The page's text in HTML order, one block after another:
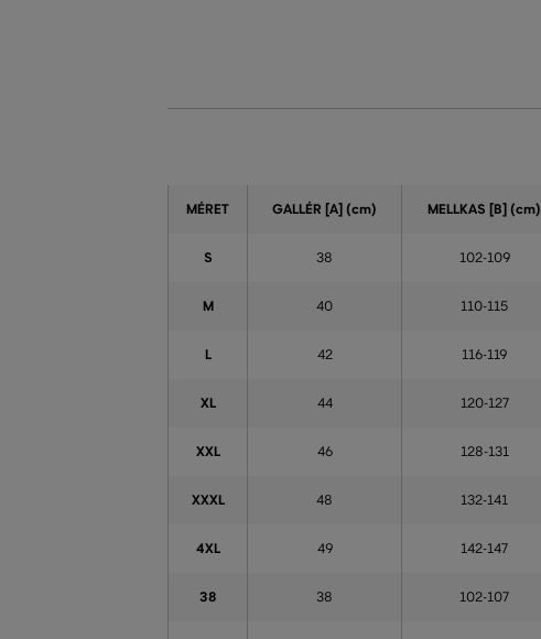
MÉRET GALLÉR [A] (cm) MELLKAS [B] (cm)
S 38 102-109
M 40 110-115
L 42 116-119
XL 44 120-127
XXL 46 128-131
XXXL 48 132-141
4XL 49 142-147
38 38 102-107